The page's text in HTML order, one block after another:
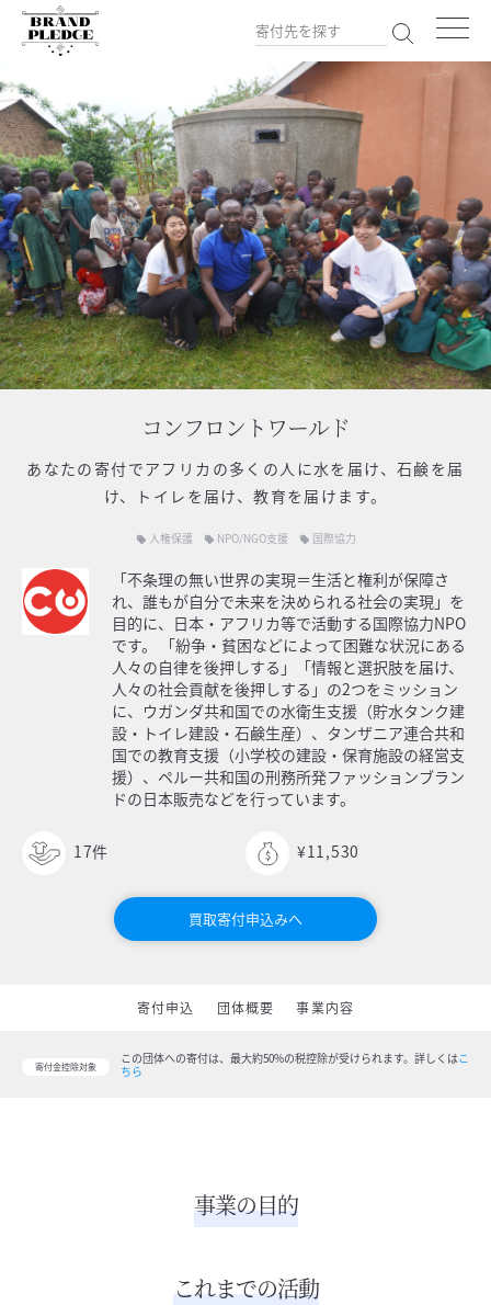
コンフロントワールド
あなたの寄付でアフリカの多くの人に水を届け、石鹸を届
け、トイレを届け、教育を届けます。
local_offer 人権保護 local_offer NPO/NGO支援 local_offer 国際協力
「不条理の無い世界の実現＝生活と権利が保障さ
れ、誰もが自分で未来を決められる社会の実現」を
目的に、日本・アフリカ等で活動する国際協力NPO
です。 「紛争・貧困などによって困難な状況にある
人々の自律を後押しする」「情報と選択肢を届け、
人々の社会貢献を後押しする」の2つをミッション
に、ウガンダ共和国での水衛生支援（貯水タンク建
設・トイレ建設・石鹸生産）、タンザニア連合共和
国での教育支援（小学校の建設・保育施設の経営支
援）、ペルー共和国の刑務所発ファッションブラン
ドの日本販売などを行っています。
17件 ¥11,530
買取寄付申込みへ
寄付申込 団体概要 事業内容
寄付金控除対象
この団体への寄付は、最大約50%の税控除が受けられます。 詳しくはこ
ちら
事業の目的
これまでの活動